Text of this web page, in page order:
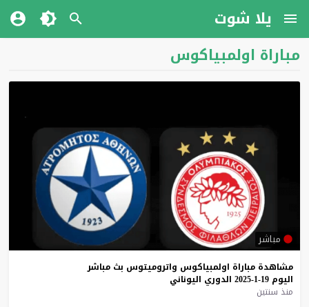
يلا شوت
مباراة اولمبياكوس
مباشر
مشاهدة مباراة اولمبياكوس واتروميتوس بث مباشر
اليوم 19-1-2025 الدوري اليوناني
منذ سنتين